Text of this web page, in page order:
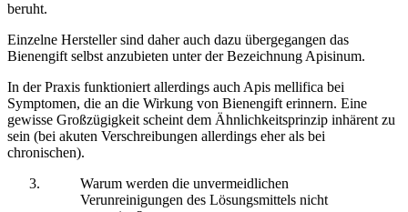
beruht.
Einzelne Hersteller sind daher auch dazu übergegangen das
Bienengift selbst anzubieten unter der Bezeichnung Apisinum.
In der Praxis funktioniert allerdings auch Apis mellifica bei
Symptomen, die an die Wirkung von Bienengift erinnern. Eine
gewisse Großzügigkeit scheint dem Ähnlichkeitsprinzip inhärent zu
sein (bei akuten Verschreibungen allerdings eher als bei
chronischen).
Warum werden die unvermeidlichen
Verunreinigungen des Lösungsmittels nicht